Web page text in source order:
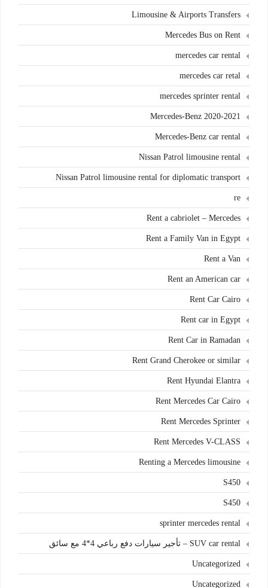
Limousine & Airports Transfers
Mercedes Bus on Rent
mercedes car rental
mercedes car retal
mercedes sprinter rental
Mercedes-Benz 2020-2021
Mercedes-Benz car rental
Nissan Patrol limousine rental
Nissan Patrol limousine rental for diplomatic transport
re
Rent a cabriolet – Mercedes
Rent a Family Van in Egypt
Rent a Van
Rent an American car
Rent Car Cairo
Rent car in Egypt
Rent Car in Ramadan
Rent Grand Cherokee or similar
Rent Hyundai Elantra
Rent Mercedes Car Cairo
Rent Mercedes Sprinter
Rent Mercedes V-CLASS
Renting a Mercedes limousine
S450
S450
sprinter mercedes rental
SUV car rental – تأجير سيارات دفع رباعي 4*4 مع سائق
Uncategorized
Uncategorized